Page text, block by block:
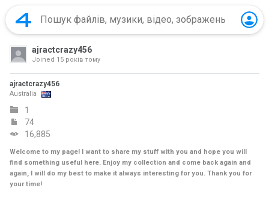
ajractcrazy456
Joined 15 років тому
ajractcrazy456
Australia
1
74
16,885
Welcome to my page! I want to share my stuff with you and hope you will
find something useful here. Enjoy my collection and come back again and
again, I will do my best to make it always interesting for you. Thank you for
your time!